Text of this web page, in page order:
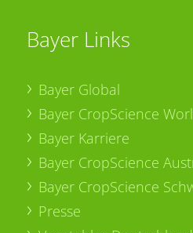
Bayer Links
Bayer Global
Bayer CropScience
Bayer Karriere
Bayer CropScience
Bayer CropScience
Presse